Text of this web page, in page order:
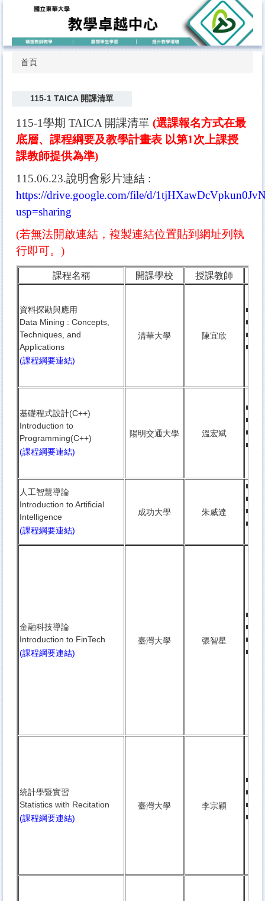
要
首頁
115-1 TAICA 開課清單
115-1學期 TAICA 開課清單 (選課報名方式在最
底層、課程綱要及教學計畫表 以第1次上課授
課教師提供為準)
115.06.23.說明會影片連結 :
https://drive.google.com/file/d/
usp=sharing
(若無法開啟連結，複製連結位置貼到網址列執
行即可。)
課程名稱 開課學校 授課教師
資料探勘與應用
Data Mining : Concepts,
Techniques, and
Applications
(課程綱要連結)
清華大學 陳宜欣
■ 3
■
■
■ 鏡
基礎程式設計(C++)
Introduction to
Programming(C++)
(課程綱要連結)
陽明交通大學 溫宏斌
■ 3
■ 中
■
■ 衛
人工智慧導論
Introduction to Artificial
Intelligence
(課程綱要連結)
成功大學 朱威達
■ 3
■ 中
■
■ 鏡
金融科技導論
Introduction to FinTech
(課程綱要連結)
臺灣大學 張智星
■ 3
■ 中
■
■ 鏡
統計學暨實習
Statistics with Recitation
(課程綱要連結)
臺灣大學 李宗穎
■ 3
■
■
■ 衛